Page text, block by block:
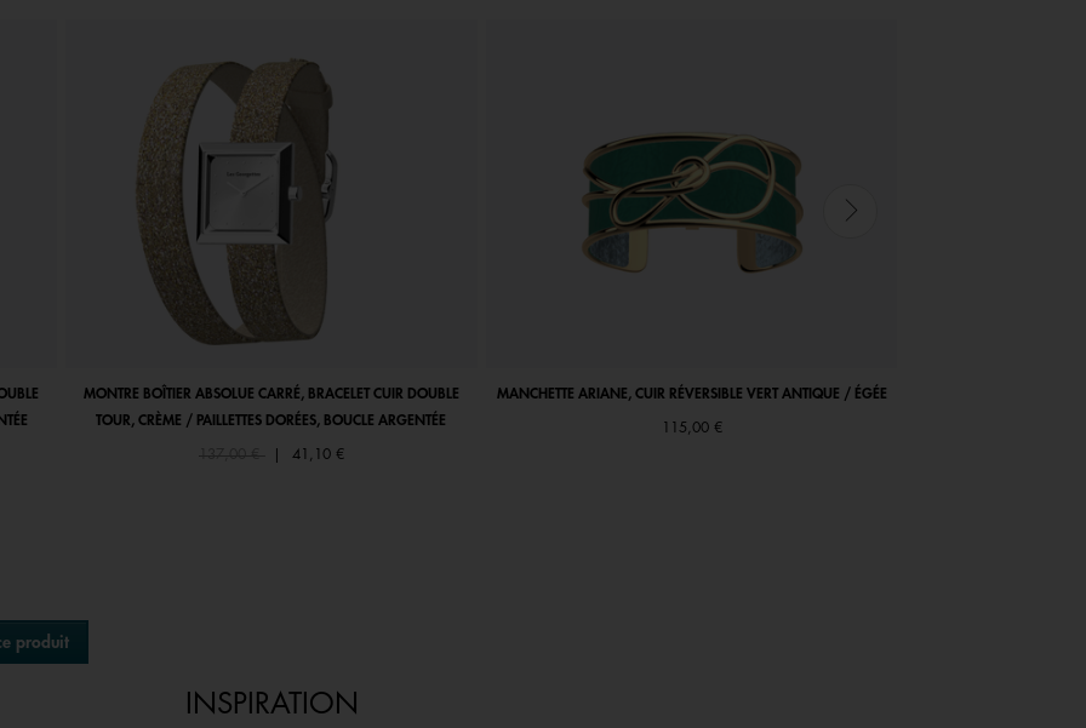
MONTRE BOÎTIER ABSOLUE CARRÉ, BRACELET CUIR DOUBLE
TOUR, CRÈME / PAILLETTES DORÉES, BOUCLE ARGENTÉE
Price reduced from
137,00 € 41,10 €
MANCHETTE ARIANE, CUIR RÉVERSIBLE VERT ANTIQUE / ÉGÉE
115,00 €
produit
INSPIRATION